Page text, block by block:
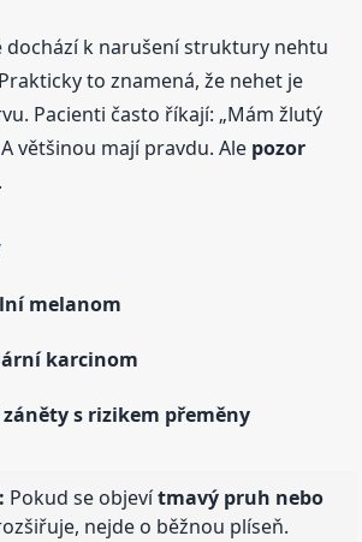
dochází k narušení struktury nehtu
to znamená, že nehet je
Pacienti často říkají: „Mám žlutý
většinou mají pravdu. Ale pozor
.
melanom
karcinom
s rizikem přeměny
Pokud se objevítmavý pruh nebo
nejde o běžnou plíseň.